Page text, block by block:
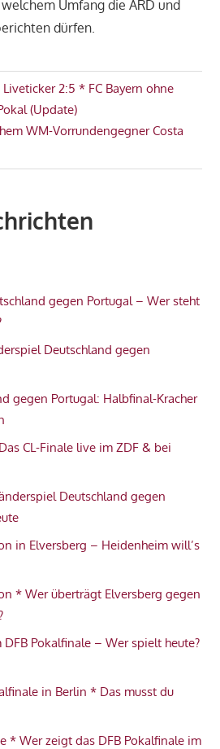
Umfang die ARD und
dürfen.
2:5 * FC Bayern ohne
(Update)
WM-Vorrundengegner Costa
gegen Portugal – Wer steht
Deutschland gegen
gegen Portugal: Halbfinal-Kracher
CL-Finale live im ZDF & bei
Deutschland gegen
in Elversberg – Heidenheim will’s
* Wer überträgt Elversberg gegen
Pokalfinale – Wer spielt heute?
in Berlin * Das musst du
* Wer zeigt das DFB Pokalfinale im